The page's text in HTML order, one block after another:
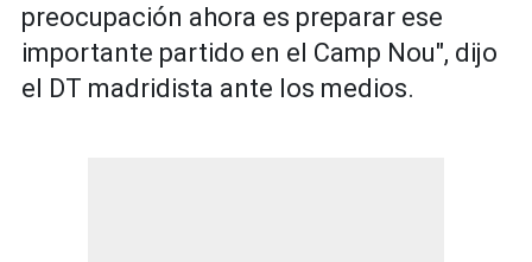
preocupación ahora es preparar ese
importante partido en el Camp Nou", dijo
el DT madridista ante los medios.